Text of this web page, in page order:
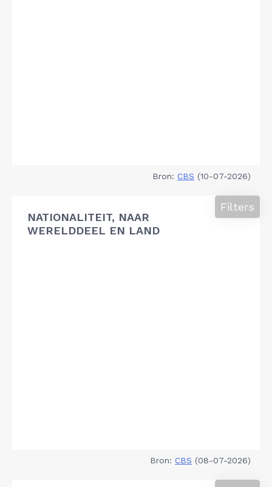
Bron: CBS (10-07-2026)
NATIONALITEIT, NAAR
WERELDDEEL EN LAND
Filters
Bron: CBS (08-07-2026)